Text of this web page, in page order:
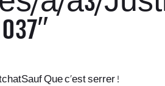
Que c’est serrer !